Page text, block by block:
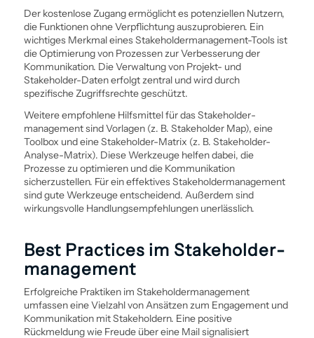
Der kostenlose Zugang ermöglicht es potenziellen Nutzern,
die Funktionen ohne Verpflichtung auszuprobieren. Ein
wichtiges Merkmal eines Stakeholder­management-Tools ist
die Optimierung von Prozessen zur Verbesserung der
Kommunikation. Die Verwaltung von Projekt- und
Stakeholder-Daten erfolgt zentral und wird durch
spezifische Zugriffsrechte geschützt.
Weitere empfohlene Hilfsmittel für das Stakeholder­
management sind Vorlagen (z. B. Stakeholder Map), eine
Toolbox und eine Stakeholder-Matrix (z. B. Stakeholder-
Analyse-Matrix). Diese Werkzeuge helfen dabei, die
Prozesse zu optimieren und die Kommunikation
sicherzustellen. Für ein effektives Stakeholder­management
sind gute Werkzeuge entscheidend. Außerdem sind
wirkungsvolle Handlungsempfehlungen unerlässlich.
Best Practices im Stakeholder­
management
Erfolgreiche Praktiken im Stakeholder­management
umfassen eine Vielzahl von Ansätzen zum Engagement und
Kommunikation mit Stakeholdern. Eine positive
Rückmeldung wie Freude über eine Mail signalisiert